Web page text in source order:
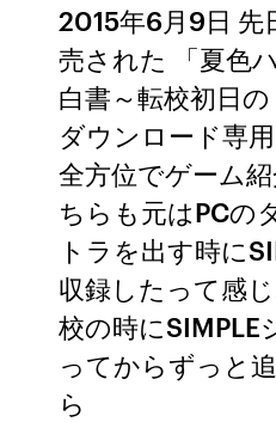
2015年6月9日 先
売された 「夏色
白書～転校初日
ダウンロード専
全方位でゲーム
ちらも元はPCの
トラを出す時に
収録したって感
校の時にSIMPLE
ってからずっと
ら